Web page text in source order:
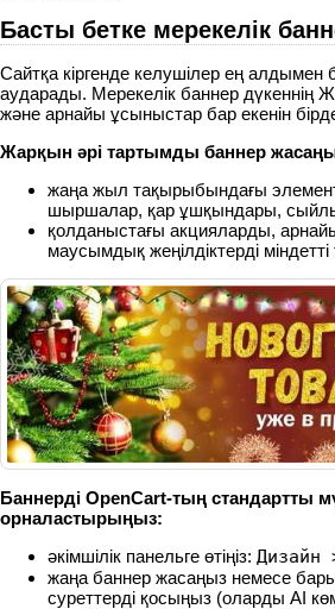
Басты бетке мерекелік
Сайтқа кіргенде келушілер ең алдымен
аударады. Мерекелік баннер дүкеннің
және арнайы ұсыныстар бар екенін
Жарқын әрі тартымды баннер
жаңа жыл тақырыбындағы
шыршалар, қар ұшқындары,
қолданыстағы акцияларды,
маусымдық жеңілдіктерді міндетті
Баннерді OpenCart-тың стандартты
орналастырыңыз:
әкімшілік панельге өтіңіз: Дизайн
жаңа баннер жасаңыз немесе
суреттерді қосыңыз (оларды AI